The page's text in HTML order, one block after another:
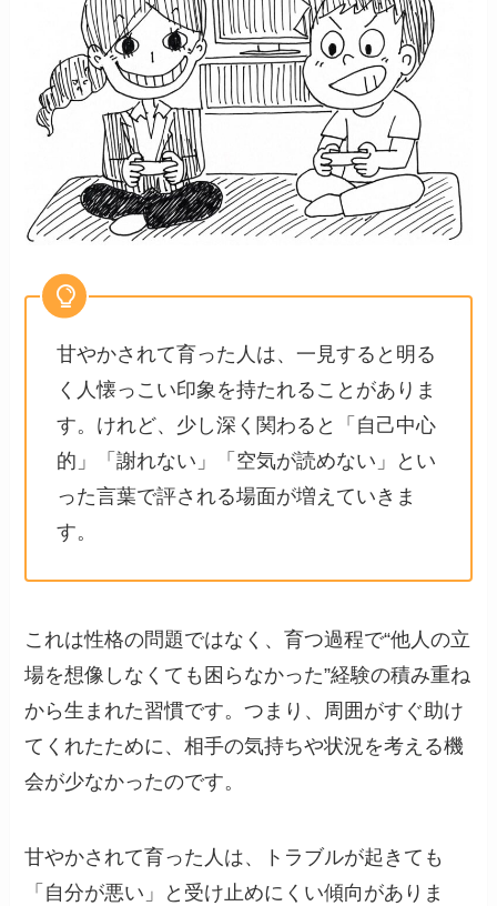
甘やかされて育った人は、一見すると明る
く人懐っこい印象を持たれることがありま
す。けれど、少し深く関わると「自己中心
的」「謝れない」「空気が読めない」とい
った言葉で評される場面が増えていきま
す。
これは性格の問題ではなく、育つ過程で“他人の立
場を想像しなくても困らなかった”経験の積み重ね
から生まれた習慣です。つまり、周囲がすぐ助け
てくれたために、相手の気持ちや状況を考える機
会が少なかったのです。
甘やかされて育った人は、トラブルが起きても
「自分が悪い」と受け止めにくい傾向がありま